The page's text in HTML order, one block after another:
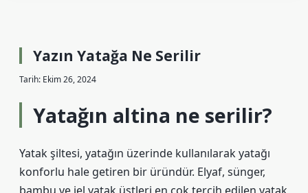
Yazın Yatağa Ne Serilir
Tarih: Ekim 26, 2024
Yatağın altina ne serilir?
Yatak şiltesi, yatağın üzerinde kullanılarak yatağı
konforlu hale getiren bir üründür. Elyaf, sünger,